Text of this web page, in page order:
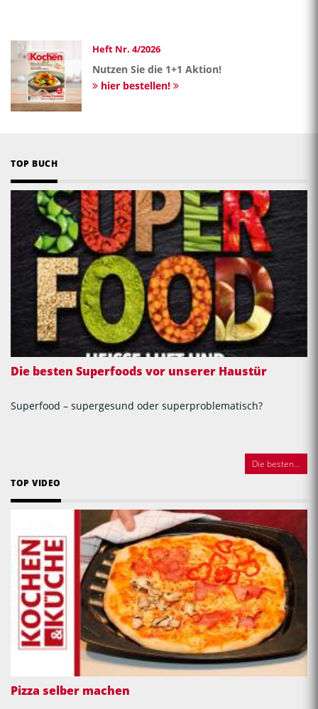
Heft Nr. 4/2026
Nutzen Sie die 1+1 Aktion!
hier bestellen!
TOP BUCH
Die besten Superfoods vor unserer Haustür
Superfood – supergesund oder superproblematisch?
Die besten...
TOP VIDEO
Pizza selber machen